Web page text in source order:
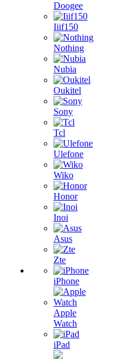
Doogee
Iiif150
Nothing
Nubia
Oukitel
Sony
Tcl
Ulefone
Wiko
Honor
Inoi
Asus
Zte
iPhone
Apple
Watch
iPad